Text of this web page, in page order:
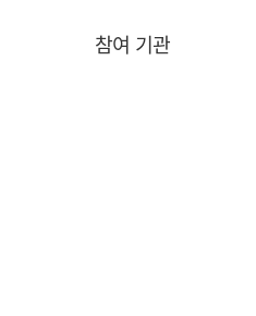
참여 기관